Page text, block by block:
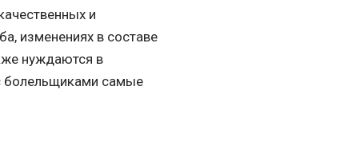
и
изменениях в составе
нуждаются в
болельщиками самые